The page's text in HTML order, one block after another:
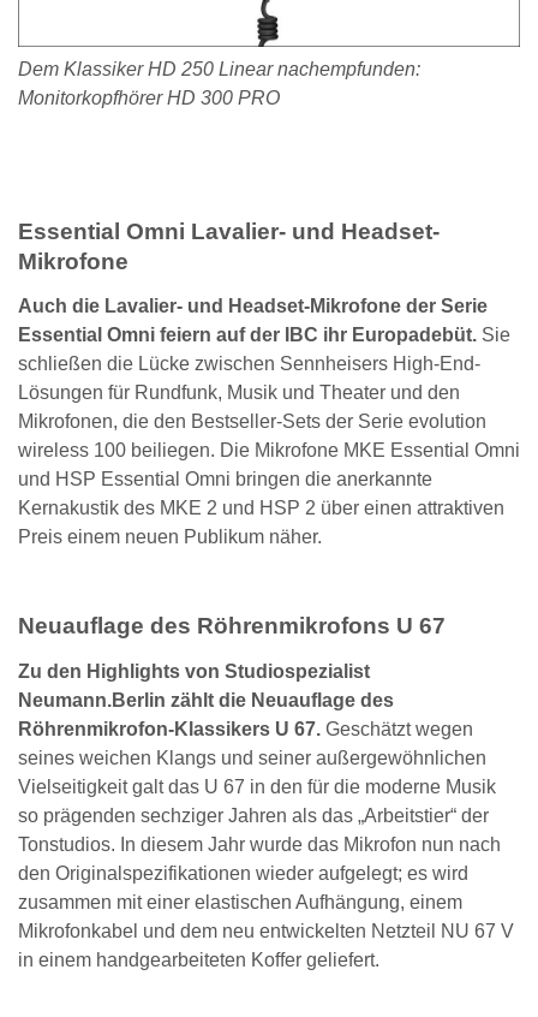
Dem Klassiker HD 250 Linear nachempfunden:
Monitorkopfhörer HD 300 PRO
Essential Omni Lavalier- und Headset-
Mikrofone
Auch die Lavalier- und Headset-Mikrofone der Serie
Essential Omni feiern auf der IBC ihr Europadebüt. Sie
schließen die Lücke zwischen Sennheisers High-End-
Lösungen für Rundfunk, Musik und Theater und den
Mikrofonen, die den Bestseller-Sets der Serie evolution
wireless 100 beiliegen. Die Mikrofone MKE Essential Omni
und HSP Essential Omni bringen die anerkannte
Kernakustik des MKE 2 und HSP 2 über einen attraktiven
Preis einem neuen Publikum näher.
Neuauflage des Röhrenmikrofons U 67
Zu den Highlights von Studiospezialist
Neumann.Berlin zählt die Neuauflage des
Röhrenmikrofon-Klassikers U 67. Geschätzt wegen
seines weichen Klangs und seiner außergewöhnlichen
Vielseitigkeit galt das U 67 in den für die moderne Musik
so prägenden sechziger Jahren als das „Arbeitstier“ der
Tonstudios. In diesem Jahr wurde das Mikrofon nun nach
den Originalspezifikationen wieder aufgelegt; es wird
zusammen mit einer elastischen Aufhängung, einem
Mikrofonkabel und dem neu entwickelten Netzteil NU 67 V
in einem handgearbeiteten Koffer geliefert.